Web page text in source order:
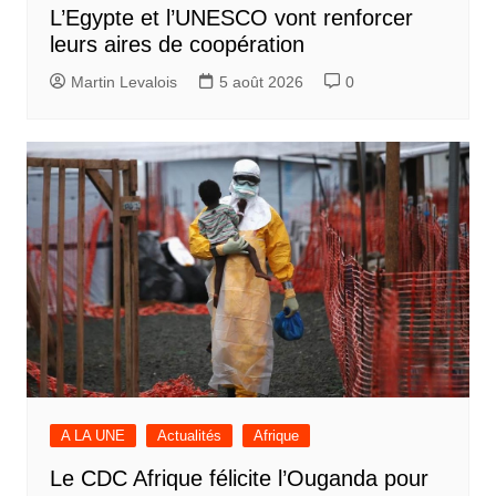
L’Egypte et l’UNESCO vont renforcer
leurs aires de coopération
Martin Levalois 5 août 2026 0
A LA UNE Actualités Afrique
Le CDC Afrique félicite l’Ouganda pour